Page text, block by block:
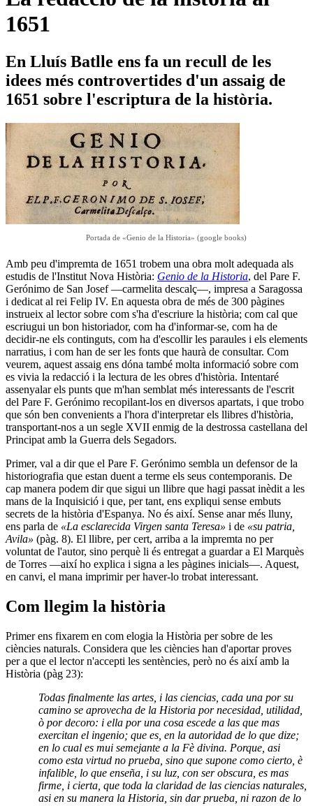
1651
En Lluís Batlle ens fa un recull de les
idees més controvertides d'un assaig de
1651 sobre l'escriptura de la història.
Portada de «Genio de la Historia» (google books)
Amb peu d'impremta de 1651 trobem una obra molt adequada als
estudis de l'Institut Nova Història: Genio de la Historia, del Pare F.
Gerónimo de San Josef —carmelita descalç—, impresa a Saragossa
i dedicat al rei Felip IV. En aquesta obra de més de 300 pàgines
instrueix al lector sobre com s'ha d'escriure la història; com cal que
escriugui un bon historiador, com ha d'informar-se, com ha de
decidir-ne els continguts, com ha d'escollir les paraules i els elements
narratius, i com han de ser les fonts que haurà de consultar. Com
veurem, aquest assaig ens dóna també molta informació sobre com
es vivia la redacció i la lectura de les obres d'història. Intentaré
assenyalar els punts que m'han semblat més interessants de l'escrit
del Pare F. Gerónimo recopilant-los en diversos apartats, i que trobo
que són ben convenients a l'hora d'interpretar els llibres d'història,
transportant-nos a un segle XVII enmig de la destrossa castellana del
Principat amb la Guerra dels Segadors.
Primer, val a dir que el Pare F. Gerónimo sembla un defensor de la
historiografia que estan duent a terme els seus contemporanis. De
cap manera podem dir que sigui un llibre que hagi passat inèdit a les
mans de la Inquisició i que, per tant, ens expliqui sense embuts
secrets de la història d'Espanya. No és així. Sense anar més lluny,
ens parla de «La esclarecida Virgen santa Teresa» i de «su patria,
Avila» (pàg. 8). El llibre, per cert, arriba a la impremta no per
voluntat de l'autor, sino perquè li és entregat a guardar a El Marquès
de Torres —així ho explica i signa a les pàgines inicials—. Aquest,
en canvi, el mana imprimir per haver-lo trobat interessant.
Com llegim la història
Primer ens fixarem en com elogia la Història per sobre de les
ciències naturals. Considera que les ciències han d'aportar proves
per a que el lector n'accepti les sentències, però no és així amb la
Història (pàg 23):
Todas finalmente las artes, i las ciencias, cada una por su
camino se aprovecha de la Historia por necesidad, utilidad,
ò por decoro: i ella por una cosa escede a las que mas
exercitan el ingenio; que es, en la autoridad de lo que dize;
en lo cual es mui semejante a la Fè divina. Porque, asi
como esta virtud no prueba, sino que supone como cierto, è
infalible, lo que enseña, i su luz, con ser obscura, es mas
firme, i cierta, que toda la claridad de las ciencias naturales,
asi en su manera la Historia, sin dar prueba, ni razon de lo